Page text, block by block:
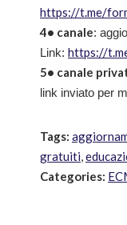
https://t.me/
4• canale:
Link: https://
5• canale
link inviato per
Tags:
gratuiti,
Categories: